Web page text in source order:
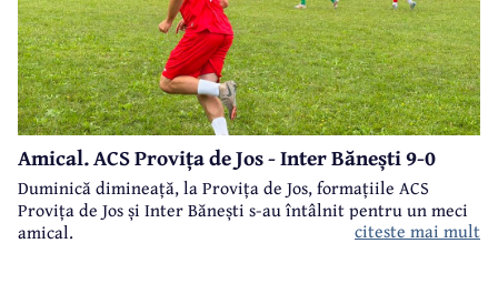
Amical. ACS Provița de Jos - Inter Bănești 9-0
Duminică dimineață, la Provița de Jos, formațiile ACS
Provița de Jos și Inter Bănești s-au întâlnit pentru un meci
amical.
citeste mai mult